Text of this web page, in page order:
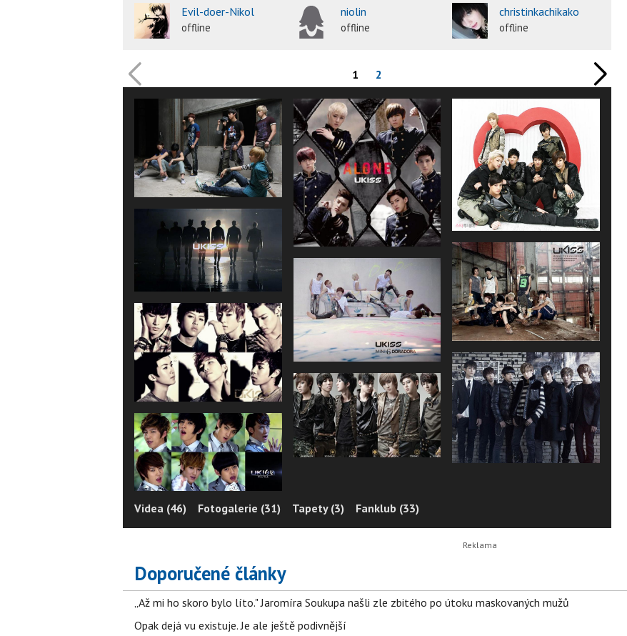
Evil-doer-Nikol
offline
niolin
offline
christinkachikako
offline
1 2
Videa (46) Fotogalerie (31) Tapety (3) Fanklub (33)
Doporučené články
„Až mi ho skoro bylo líto." Jaromíra Soukupa našli zle zbitého po útoku maskovaných mužů
Opak dejá vu existuje. Je ale ještě podivnější